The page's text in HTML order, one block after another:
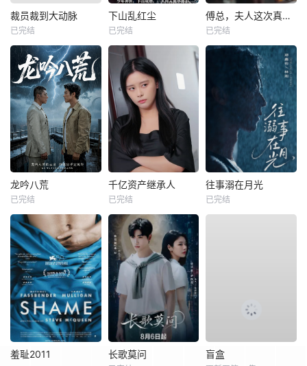
裁员裁到大动脉
已完结
下山乱红尘
已完结
傅总，夫人这次真的死了
已完结
龙吟八荒
已完结
千亿资产继承人
已完结
往事溺在月光
已完结
羞耻2011 长歌莫问 盲盒